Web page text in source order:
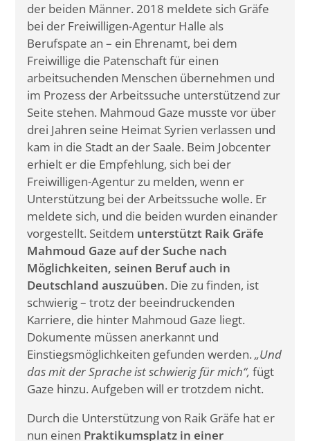
der beiden Männer. 2018 meldete sich Gräfe
bei der Freiwilligen-Agentur Halle als
Berufspate an – ein Ehrenamt, bei dem
Freiwillige die Patenschaft für einen
arbeitsuchenden Menschen übernehmen und
im Prozess der Arbeitssuche unterstützend zur
Seite stehen. Mahmoud Gaze musste vor über
drei Jahren seine Heimat Syrien verlassen und
kam in die Stadt an der Saale. Beim Jobcenter
erhielt er die Empfehlung, sich bei der
Freiwilligen-Agentur zu melden, wenn er
Unterstützung bei der Arbeitssuche wolle. Er
meldete sich, und die beiden wurden einander
vorgestellt. Seitdem unterstützt Raik Gräfe
Mahmoud Gaze auf der Suche nach
Möglichkeiten, seinen Beruf auch in
Deutschland auszuüben. Die zu finden, ist
schwierig – trotz der beeindruckenden
Karriere, die hinter Mahmoud Gaze liegt.
Dokumente müssen anerkannt und
Einstiegsmöglichkeiten gefunden werden.„Und
das mit der Sprache ist schwierig für mich“, fügt
Gaze hinzu. Aufgeben will er trotzdem nicht.
Durch die Unterstützung von Raik Gräfe hat er
nun einen Praktikumsplatz in einer